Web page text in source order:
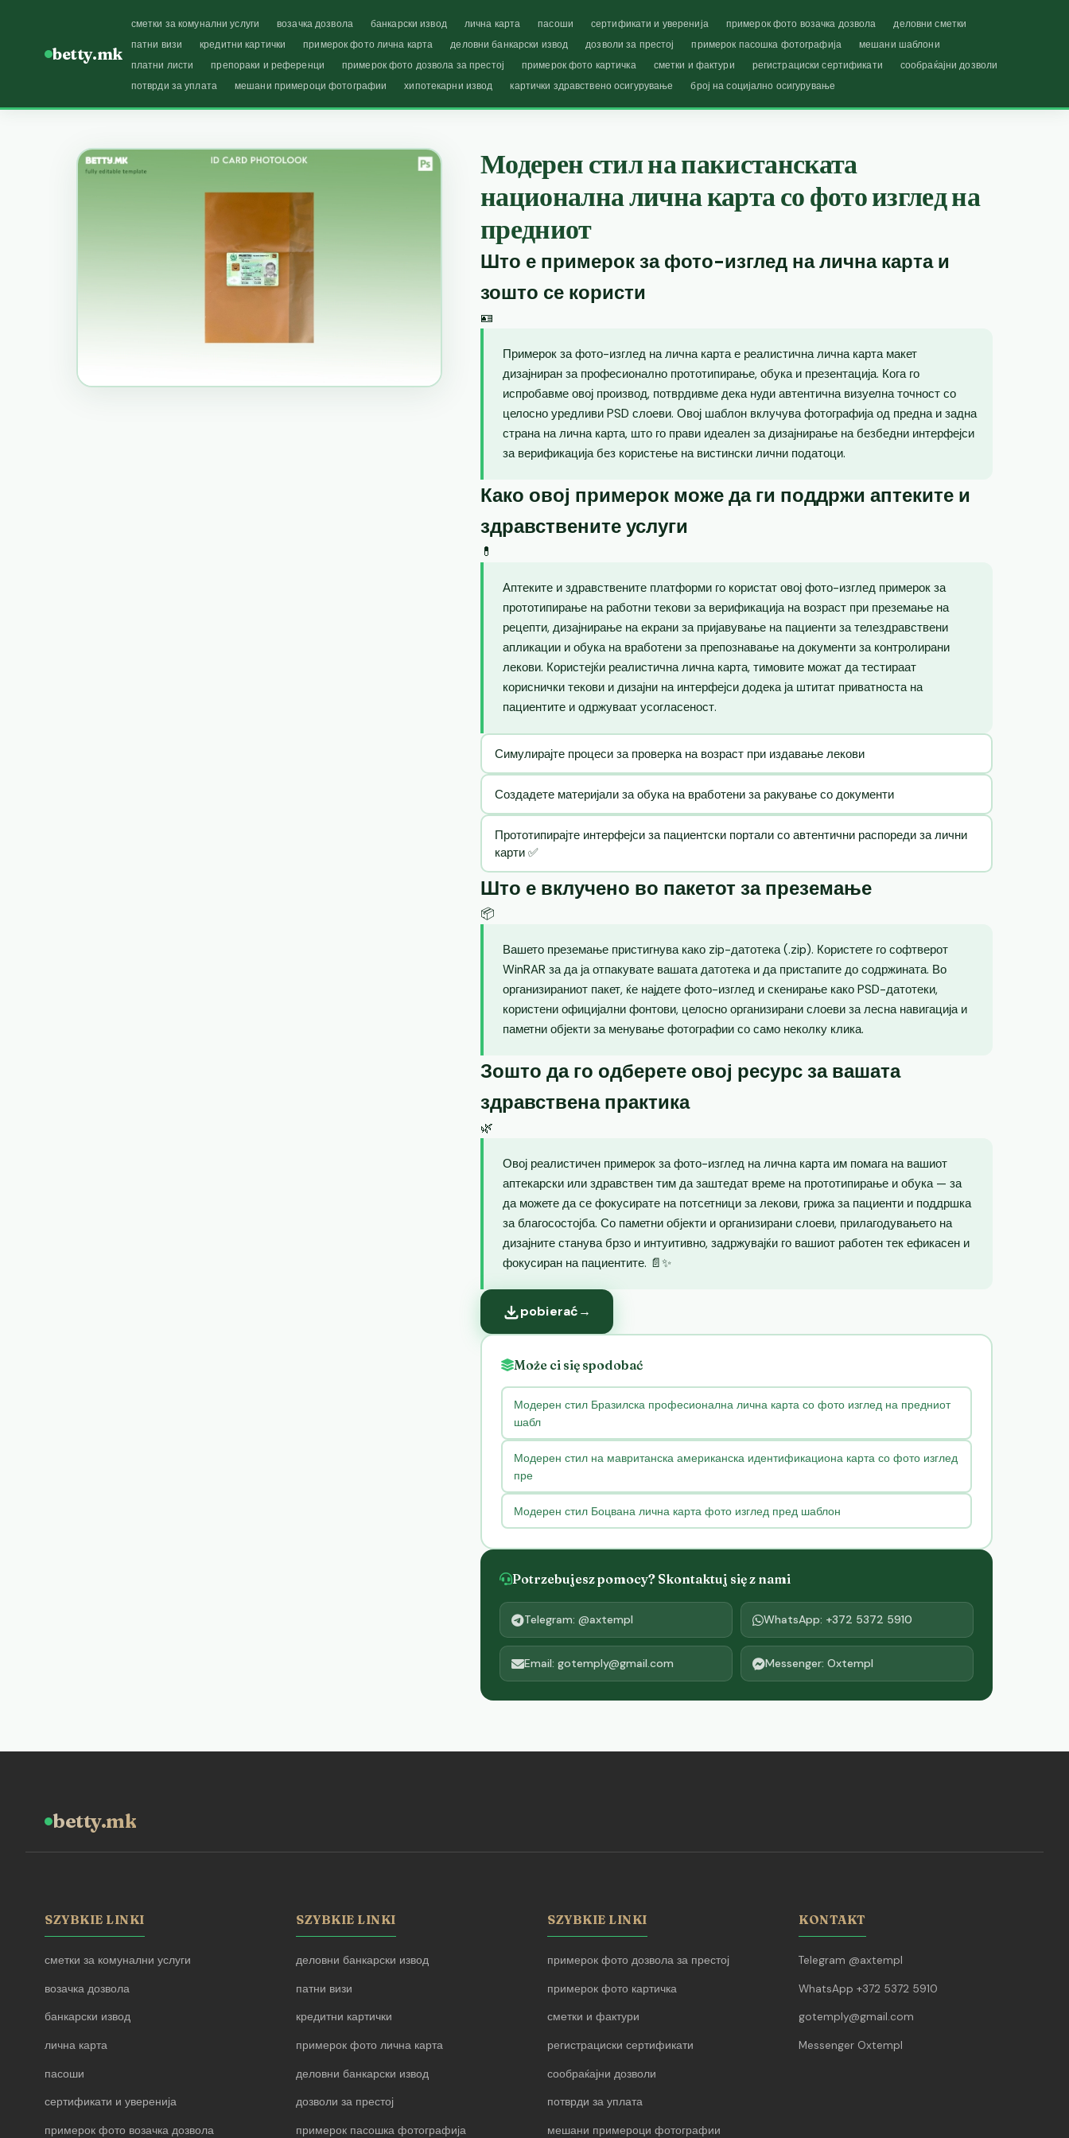
betty.mk
сметки за комунални услуги возачка дозвола банкарски извод лична карта пасоши сертификати и уверенија примерок фото возачка дозвола
деловни сметки
патни визи
кредитни картички примерок фото лична карта деловни банкарски извод дозволи за престој примерок пасошка фотографија
мешани шаблони
платни листи
препораки и референци примерок фото дозвола за престој примерок фото картичка сметки и фактури регистрациски сертификати
сообраќајни дозволи
потврди за уплата
мешани примероци фотографии хипотекарни извод картички здравствено осигурување број на социјално осигурување
Модерен стил на пакистанската
национална лична карта со фото изглед на
предниот
Што е примерок за фото-изглед на лична карта и
зошто се користи
🪪
Примерок за фото-изглед на лична карта е реалистична лична карта макет
дизајниран за професионално прототипирање, обука и презентација. Кога го
испробавме овој производ, потврдивме дека нуди автентична визуелна точност со
целосно уредливи PSD слоеви. Овој шаблон вклучува фотографија од предна и задна
страна на лична карта, што го прави идеален за дизајнирање на безбедни интерфејси
за верификација без користење на вистински лични податоци.
Како овој примерок може да ги поддржи аптеките и
здравствените услуги
💊
Аптеките и здравствените платформи го користат овој фото-изглед примерок за
прототипирање на работни текови за верификација на возраст при преземање на
рецепти, дизајнирање на екрани за пријавување на пациенти за телездравствени
апликации и обука на вработени за препознавање на документи за контролирани
лекови. Користејќи реалистична лична карта, тимовите можат да тестираат
кориснички текови и дизајни на интерфејси додека ја штитат приватноста на
пациентите и одржуваат усогласеност.
Симулирајте процеси за проверка на возраст при издавање лекови
Создадете материјали за обука на вработени за ракување со документи
Прототипирајте интерфејси за пациентски портали со автентични распореди за лични
карти ✅
Што е вклучено во пакетот за преземање
📦
Вашето преземање пристигнува како zip-датотека (.zip). Користете го софтверот
WinRAR за да ја отпакувате вашата датотека и да пристапите до содржината. Во
организираниот пакет, ќе најдете фото-изглед и скенирање како PSD-датотеки,
користени официјални фонтови, целосно организирани слоеви за лесна навигација и
паметни објекти за менување фотографии со само неколку клика.
Зошто да го одберете овој ресурс за вашата
здравствена практика
🌿
Овој реалистичен примерок за фото-изглед на лична карта им помага на вашиот
аптекарски или здравствен тим да заштедат време на прототипирање и обука — за
да можете да се фокусирате на потсетници за лекови, грижа за пациенти и поддршка
за благосостојба. Со паметни објекти и организирани слоеви, прилагодувањето на
дизајните станува брзо и интуитивно, задржувајќи го вашиот работен тек ефикасен и
фокусиран на пациентите. 📄✨
pobierać→
Może ci się spodobać
Модерен стил Бразилска професионална лична карта со фото изглед на предниот
шабл
Модерен стил на мавританска американска идентификациона карта со фото изглед
пре
Модерен стил Боцвана лична карта фото изглед пред шаблон
Potrzebujesz pomocy? Skontaktuj się z nami
Telegram: @axtempl WhatsApp: +372 5372 5910
Email: gotemply@gmail.com Messenger: Oxtempl
betty.mk
SZYBKIE LINKI
сметки за комунални услуги
возачка дозвола
банкарски извод
лична карта
пасоши
сертификати и уверенија
примерок фото возачка дозвола
SZYBKIE LINKI
деловни банкарски извод
патни визи
кредитни картички
примерок фото лична карта
деловни банкарски извод
дозволи за престој
примерок пасошка фотографија
SZYBKIE LINKI
примерок фото дозвола за престој
примерок фото картичка
сметки и фактури
регистрациски сертификати
сообраќајни дозволи
потврди за уплата
мешани примероци фотографии
KONTAKT
Telegram @axtempl
WhatsApp +372 5372 5910
gotemply@gmail.com
Messenger Oxtempl